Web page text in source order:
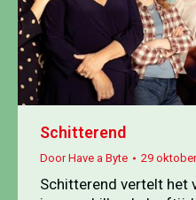
Schitterend
DoorHave a Byte 29
Schitterend vertelt het